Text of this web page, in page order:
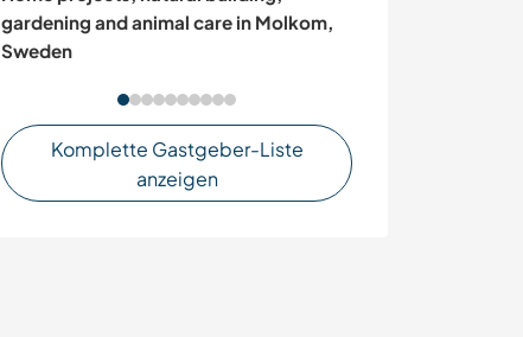
gardening and animal care in Molkom,
Sweden
Komplette Gastgeber-Liste
anzeigen